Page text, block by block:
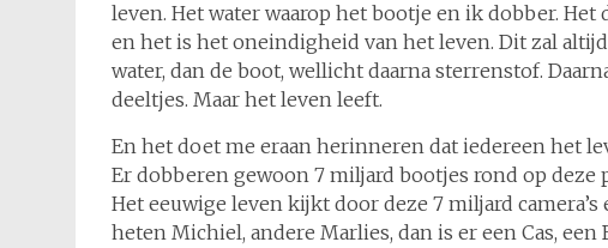
leven. Het water waarop het bootje en ik dobber.
en het is het oneindigheid van het leven. Dit zal
water, dan de boot, wellicht daarna sterrenstof.
deeltjes. Maar het leven leeft.
En het doet me eraan herinneren dat iedereen het
Er dobberen gewoon 7 miljard bootjes rond op deze
Het eeuwige leven kijkt door deze 7 miljard
heten Michiel, andere Marlies, dan is er een Cas,